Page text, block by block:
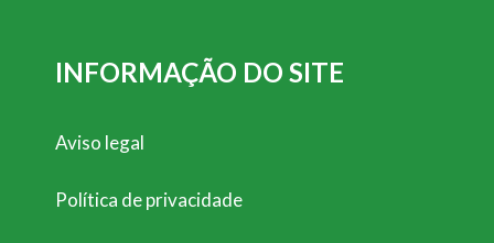
INFORMAÇÃO DO SITE
Aviso legal
Política de privacidade